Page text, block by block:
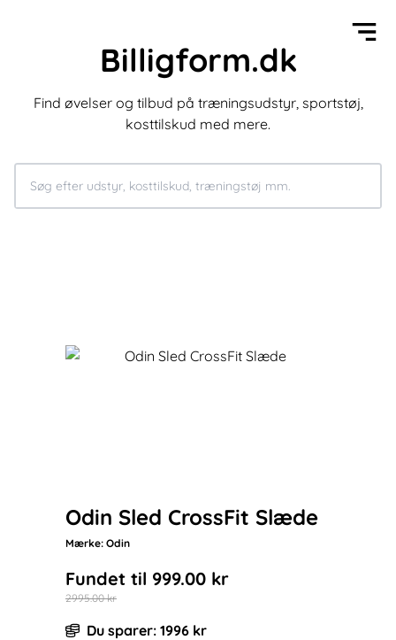
Billigform.dk
Find øvelser og tilbud på træningsudstyr, sportstøj,
kosttilskud med mere.
Odin Sled CrossFit Slæde
Mærke: Odin
Fundet til 999.00 kr
2995.00kr
Du sparer: 1996 kr